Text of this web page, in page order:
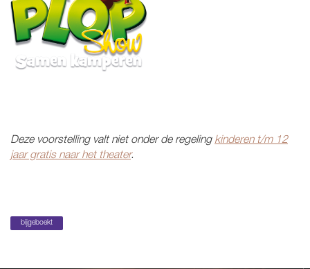
Deze voorstelling valt niet onder de regelingkinderen t/m 12
jaar gratis naar het theater.
bijgeboekt